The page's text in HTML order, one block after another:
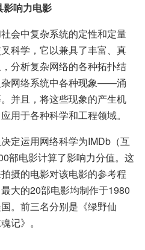
响力电影
会中复杂系统的定性和定量
科学，它以兼具了丰富、真
分析复杂网络的各种拓扑结
杂网络系统中各种现象——涌
并且，将这些现象的产生机
用于各种科学和工程领域。
定运用网络科学为IMDb（互
部电影计算了影响力分值。这
摄的电影对该电影的参考程
大的20部电影均制作于1980
。前三名分别是《绿野仙
记》。